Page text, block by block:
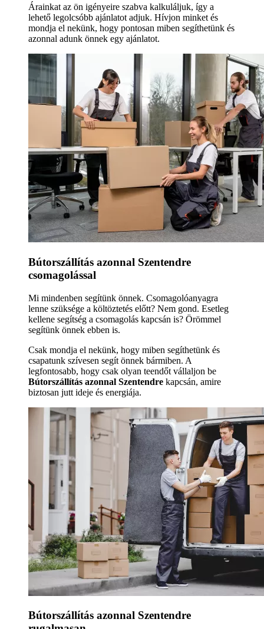
Árainkat az ön igényeire szabva kalkuláljuk, így a
lehető legolcsóbb ajánlatot adjuk. Hívjon minket és
mondja el nekünk, hogy pontosan miben segíthetünk és
azonnal adunk önnek egy ajánlatot.
Bútorszállítás azonnal Szentendre
csomagolással
Mi mindenben segítünk önnek. Csomagolóanyagra
lenne szüksége a költöztetés előtt? Nem gond. Esetleg
kellene segítség a csomagolás kapcsán is? Örömmel
segítünk önnek ebben is.
Csak mondja el nekünk, hogy miben segíthetünk és
csapatunk szívesen segít önnek bármiben. A
legfontosabb, hogy csak olyan teendőt vállaljon be
Bútorszállítás azonnal Szentendre kapcsán, amire
biztosan jutt ideje és energiája.
Bútorszállítás azonnal Szentendre